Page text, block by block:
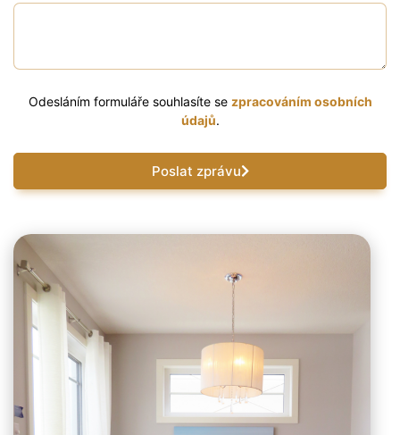
Odesláním formuláře souhlasíte se zpracováním osobních
údajů.
Poslat zprávu